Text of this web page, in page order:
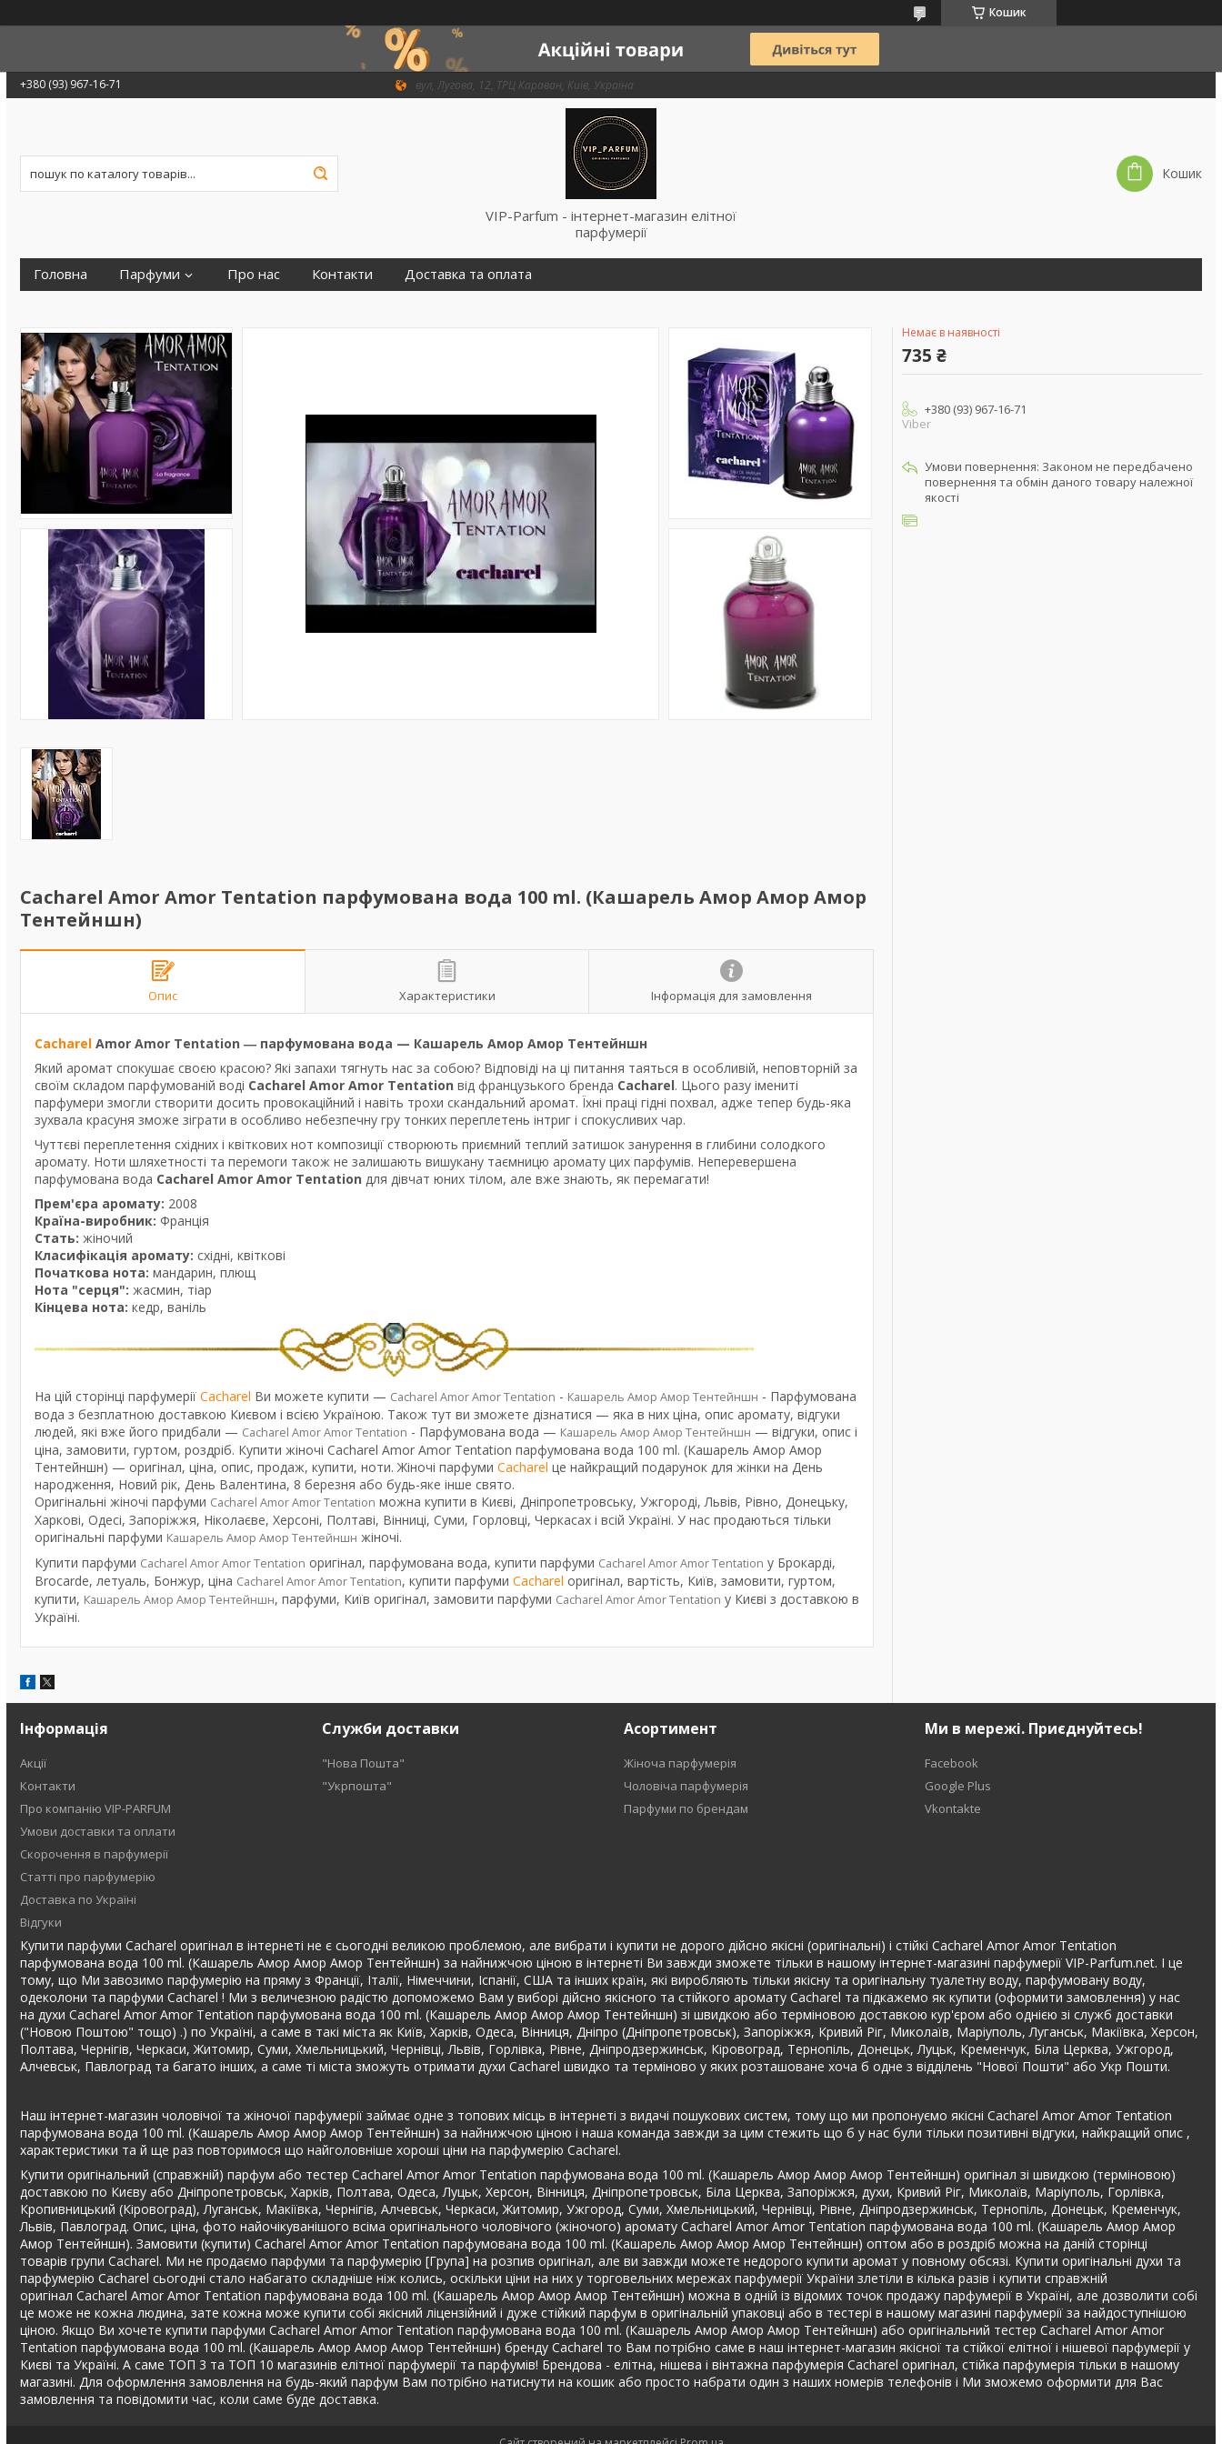
Кошик
+380 (93) 967-16-71 вул, Лугова, 12, ТРЦ Караван, Київ, Україна
VIP-Parfum - інтернет-магазин елітної
парфумерії
Кошик
Головна Парфуми Про нас Контакти Доставка та оплата
Cacharel Amor Amor Tentation парфумована вода 100 ml. (Кашарель Амор Амор Амор
Тентейншн)
Опис Характеристики Інформація для замовлення
Cacharel Amor Amor Tentation ― парфумована вода — Кашарель Амор Амор Тентейншн
Який аромат спокушає своєю красою? Які запахи тягнуть нас за собою? Відповіді на ці питання таяться в особливій, неповторній за
своїм складом парфумованій воді Cacharel Amor Amor Tentation від французького бренда Cacharel. Цього разу імениті
парфумери змогли створити досить провокаційний і навіть трохи скандальний аромат. Їхні праці гідні похвал, адже тепер будь-яка
зухвала красуня зможе зіграти в особливо небезпечну гру тонких переплетень інтриг і спокусливих чар.
Чуттєві переплетення східних і квіткових нот композиції створюють приємний теплий затишок занурення в глибини солодкого
аромату. Ноти шляхетності та перемоги також не залишають вишукану таємницю аромату цих парфумів. Неперевершена
парфумована вода Cacharel Amor Amor Tentation для дівчат юних тілом, але вже знають, як перемагати!
Прем'єра аромату: 2008
Країна-виробник: Франція
Стать: жіночий
Класифікація аромату: східні, квіткові
Початкова нота: мандарин, плющ
Нота "серця": жасмин, тіар
Кінцева нота: кедр, ваніль
На цій сторінці парфумерії Cacharel Ви можете купити — Cacharel Amor Amor Tentation - Кашарель Амор Амор Тентейншн - Парфумована
вода з безплатною доставкою Києвом і всією Україною. Також тут ви зможете дізнатися — яка в них ціна, опис аромату, відгуки
людей, які вже його придбали — Cacharel Amor Amor Tentation - Парфумована вода — Кашарель Амор Амор Тентейншн — відгуки, опис і
ціна, замовити, гуртом, роздріб. Купити жіночі Cacharel Amor Amor Tentation парфумована вода 100 ml. (Кашарель Амор Амор
Тентейншн) — оригінал, ціна, опис, продаж, купити, ноти. Жіночі парфуми Cacharel це найкращий подарунок для жінки на День
народження, Новий рік, День Валентина, 8 березня або будь-яке інше свято.
Оригінальні жіночі парфуми Cacharel Amor Amor Tentation можна купити в Києві, Дніпропетровську, Ужгороді, Львів, Рівно, Донецьку,
Харкові, Одесі, Запоріжжя, Ніколаєве, Херсоні, Полтаві, Вінниці, Суми, Горловці, Черкасах і всій Україні. У нас продаються тільки
оригінальні парфуми Кашарель Амор Амор Тентейншн жіночі.
Купити парфуми Cacharel Amor Amor Tentation оригінал, парфумована вода, купити парфуми Cacharel Amor Amor Tentation у Брокарді,
Brocarde, летуаль, Бонжур, ціна Cacharel Amor Amor Tentation, купити парфуми Cacharel оригінал, вартість, Київ, замовити, гуртом,
купити, Кашарель Амор Амор Тентейншн, парфуми, Київ оригінал, замовити парфуми Cacharel Amor Amor Tentation у Києві з доставкою в
Україні.
Немає в наявності
735 ₴
+380 (93) 967-16-71
Viber
Законом не передбачено
повернення та обмін даного товару належної
якості
Інформація
Акції
Контакти
Про компанію VIP-PARFUM
Умови доставки та оплати
Скорочення в парфумерії
Статті про парфумерію
Доставка по Україні
Відгуки
Служби доставки
"Нова Пошта"
"Укрпошта"
Асортимент
Жіноча парфумерія
Чоловіча парфумерія
Парфуми по брендам
Ми в мережі. Приєднуйтесь!
Facebook
Google Plus
Vkontakte
Купити парфуми Cacharel оригінал в інтернеті не є сьогодні великою проблемою, але вибрати і купити не дорого дійсно якісні (оригінальні) і стійкі Cacharel Amor Amor Tentation
парфумована вода 100 ml. (Кашарель Амор Амор Амор Тентейншн) за найнижчою ціною в інтернеті Ви завжди зможете тільки в нашому інтернет-магазині парфумерії VIP-Parfum.net. І це
тому, що Ми завозимо парфумерію на пряму з Франції, Італії, Німеччини, Іспанії, США та інших країн, які виробляють тільки якісну та оригінальну туалетну воду, парфумовану воду,
одеколони та парфуми Cacharel ! Ми з величезною радістю допоможемо Вам у виборі дійсно якісного та стійкого аромату Cacharel та підкажемо як купити (оформити замовлення) у нас
на духи Cacharel Amor Amor Tentation парфумована вода 100 ml. (Кашарель Амор Амор Амор Тентейншн) зі швидкою або терміновою доставкою кур'єром або однією зі служб доставки
("Новою Поштою" тощо) .) по Україні, а саме в такі міста як Київ, Харків, Одеса, Вінниця, Дніпро (Дніпропетровськ), Запоріжжя, Кривий Ріг, Миколаїв, Маріуполь, Луганськ, Макіївка, Херсон,
Полтава, Чернігів, Черкаси, Житомир, Суми, Хмельницький, Чернівці, Львів, Горлівка, Рівне, Дніпродзержинськ, Кіровоград, Тернопіль, Донецьк, Луцьк, Кременчук, Біла Церква, Ужгород,
Алчевськ, Павлоград та багато інших, а саме ті міста зможуть отримати духи Cacharel швидко та терміново у яких розташоване хоча б одне з відділень "Нової Пошти" або Укр Пошти.
Наш інтернет-магазин чоловічої та жіночої парфумерії займає одне з топових місць в інтернеті з видачі пошукових систем, тому що ми пропонуємо якісні Cacharel Amor Amor Tentation
парфумована вода 100 ml. (Кашарель Амор Амор Амор Тентейншн) за найнижчою ціною і наша команда завжди за цим стежить що б у нас були тільки позитивні відгуки, найкращий опис ,
характеристики та й ще раз повторимося що найголовніше хороші ціни на парфумерію Cacharel.
Купити оригінальний (справжній) парфум або тестер Cacharel Amor Amor Tentation парфумована вода 100 ml. (Кашарель Амор Амор Амор Тентейншн) оригінал зі швидкою (терміновою)
доставкою по Києву або Дніпропетровськ, Харків, Полтава, Одеса, Луцьк, Херсон, Вінниця, Дніпропетровськ, Біла Церква, Запоріжжя, духи, Кривий Ріг, Миколаїв, Маріуполь, Горлівка,
Кропивницький (Кіровоград), Луганськ, Макіївка, Чернігів, Алчевськ, Черкаси, Житомир, Ужгород, Суми, Хмельницький, Чернівці, Рівне, Дніпродзержинськ, Тернопіль, Донецьк, Кременчук,
Львів, Павлоград. Опис, ціна, фото найочікуванішого всіма оригінального чоловічого (жіночого) аромату Cacharel Amor Amor Tentation парфумована вода 100 ml. (Кашарель Амор Амор
Амор Тентейншн). Замовити (купити) Cacharel Amor Amor Tentation парфумована вода 100 ml. (Кашарель Амор Амор Амор Тентейншн) оптом або в роздріб можна на даній сторінці
товарів групи Cacharel. Ми не продаємо парфуми та парфумерію [Група] на розпив оригінал, але ви завжди можете недорого купити аромат у повному обсязі. Купити оригінальні духи та
парфумерію Cacharel сьогодні стало набагато складніше ніж колись, оскільки ціни на них у торговельних мережах парфумерії України злетіли в кілька разів і купити справжній
оригінал Cacharel Amor Amor Tentation парфумована вода 100 ml. (Кашарель Амор Амор Амор Тентейншн) можна в одній із відомих точок продажу парфумерії в Україні, але дозволити собі
це може не кожна людина, зате кожна може купити собі якісний ліцензійний і дуже стійкий парфум в оригінальній упаковці або в тестері в нашому магазині парфумерії за найдоступнішою
ціною. Якщо Ви хочете купити парфуми Cacharel Amor Amor Tentation парфумована вода 100 ml. (Кашарель Амор Амор Амор Тентейншн) або оригінальний тестер Cacharel Amor Amor
Tentation парфумована вода 100 ml. (Кашарель Амор Амор Амор Тентейншн) бренду Cacharel то Вам потрібно саме в наш інтернет-магазин якісної та стійкої елітної і нішевої парфумерії у
Києві та Україні. А саме ТОП 3 та ТОП 10 магазинів елітної парфумерії та парфумів! Брендова - елітна, нішева і вінтажна парфумерія Cacharel оригінал, стійка парфумерія тільки в нашому
магазині. Для оформлення замовлення на будь-який парфум Вам потрібно натиснути на кошик або просто набрати один з наших номерів телефонів і Ми зможемо оформити для Вас
замовлення та повідомити час, коли саме буде доставка.